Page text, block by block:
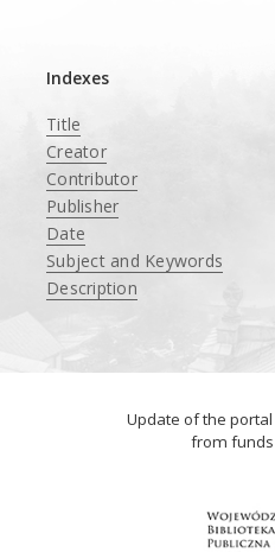
Indexes
Title
Creator
Contributor
Publisher
Date
Subject and Keywords
Description
Update of the portal
from funds